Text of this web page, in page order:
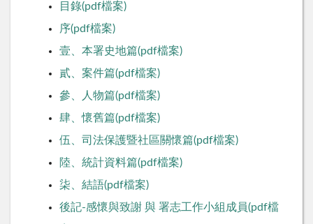
目錄(pdf檔案)
序(pdf檔案)
壹、本署史地篇(pdf檔案)
貳、案件篇(pdf檔案)
參、人物篇(pdf檔案)
肆、懷舊篇(pdf檔案)
伍、司法保護暨社區關懷篇(pdf檔案)
陸、統計資料篇(pdf檔案)
柒、結語(pdf檔案)
後記-感懷與致謝 與 署志工作小組成員(pdf檔